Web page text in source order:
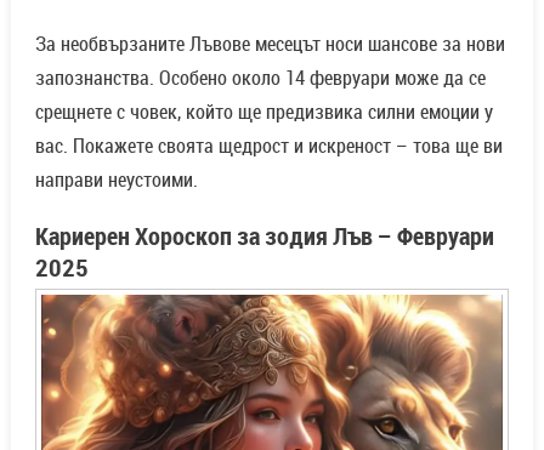
За необвързаните Лъвове месецът носи шансове за нови
запознанства. Особено около 14 февруари може да се
срещнете с човек, който ще предизвика силни емоции у
вас. Покажете своята щедрост и искреност – това ще ви
направи неустоими.
Кариерен Хороскоп за зодия Лъв – Февруари
2025